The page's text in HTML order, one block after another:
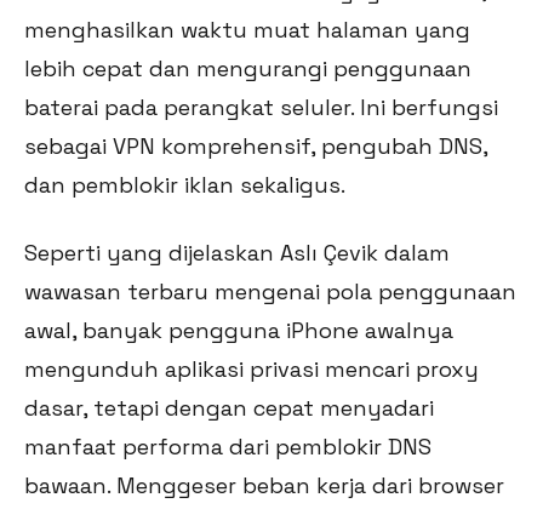
menghasilkan waktu muat halaman yang
lebih cepat dan mengurangi penggunaan
baterai pada perangkat seluler. Ini berfungsi
sebagai VPN komprehensif, pengubah DNS,
dan pemblokir iklan sekaligus.
Seperti yang dijelaskan Aslı Çevik dalam
wawasan terbaru mengenai pola penggunaan
awal, banyak pengguna iPhone awalnya
mengunduh aplikasi privasi mencari proxy
dasar, tetapi dengan cepat menyadari
manfaat performa dari pemblokir DNS
bawaan. Menggeser beban kerja dari browser